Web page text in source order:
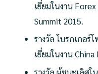
เยี่ยมในงาน
Summit 2015.
รางวัล โบรกเกอร์
เยี่ยมในงาน
รางวัล ผู้ชนะเลิศใ